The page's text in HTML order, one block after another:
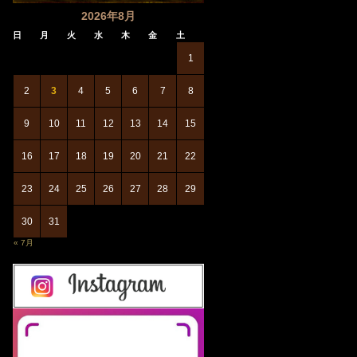
2026年8月
日 月 火 水 木 金 土
« 7月
1
2 3 4 5 6 7 8
9 10 11 12 13 14 15
16 17 18 19 20 21 22
23 24 25 26 27 28 29
30 31